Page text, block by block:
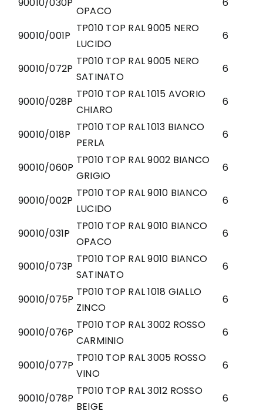
OPACO
90010/001P
TP010 TOP RAL 9005 NERO
LUCIDO
6
90010/072P
TP010 TOP RAL 9005 NERO
SATINATO
6
90010/028P
TP010 TOP RAL 1015 AVORIO
CHIARO
6
90010/018P
TP010 TOP RAL 1013 BIANCO
PERLA
6
90010/060P
TP010 TOP RAL 9002 BIANCO
GRIGIO
6
90010/002P
TP010 TOP RAL 9010 BIANCO
LUCIDO
6
90010/031P
TP010 TOP RAL 9010 BIANCO
OPACO
6
90010/073P
TP010 TOP RAL 9010 BIANCO
SATINATO
6
90010/075P
TP010 TOP RAL 1018 GIALLO
ZINCO
6
90010/076P
TP010 TOP RAL 3002 ROSSO
CARMINIO
6
90010/077P
TP010 TOP RAL 3005 ROSSO
VINO
6
90010/078P
TP010 TOP RAL 3012 ROSSO
BEIGE
6